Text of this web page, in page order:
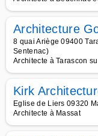
Architecture
8 quai Ariège 09400
Sentenac)
Architecte à Tarascon
Kirk
Eglise de Liers 09320
Architecte à Massat